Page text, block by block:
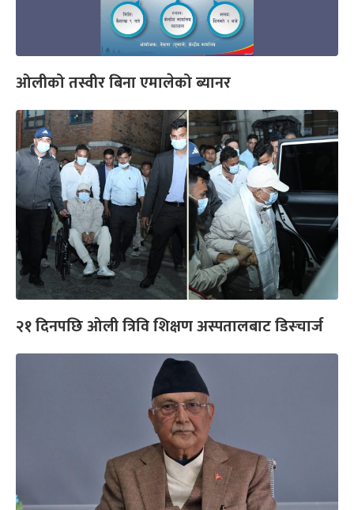
ओलीको तस्वीर बिना एमालेको ब्यानर
२१ दिनपछि ओली त्रिवि शिक्षण अस्पतालबाट डिस्चार्ज